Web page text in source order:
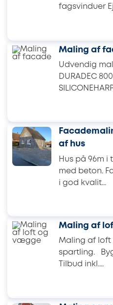
fagsvinduer
Maling af
Udvendig
DURADEC
af hus
Hus på 96m i
med beton.
i god kvalit...
Maling af
Maling af loft
spartling.
Tilbud inkl....